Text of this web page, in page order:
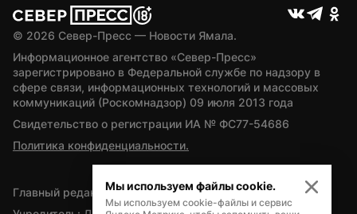
© 2026 Север-Пресс — Новости Ямала.
Информационное агентство «Север-Пресс»
зарегистрировано в Федеральной службе по надзору в
сфере связи, информационных технологий и массовых
коммуникаций (Роскомнадзор) 09 июля 2013 года
Свидетельство о регистрации ИА № ФС77-54686
Политика конфиденциальности.
Главный редактор — А.Л. Поздеев
Мы используем файлы cookie.
Мы используем cookie-файлы и сервис